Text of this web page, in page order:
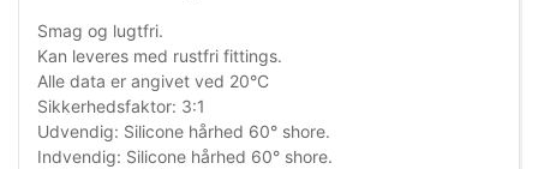
Smag og lugtfri.
Kan leveres med rustfri fittings.
Alle data er angivet ved 20°C
Sikkerhedsfaktor: 3:1
Udvendig: Silicone hårhed 60° shore.
Indvendig: Silicone hårhed 60° shore.